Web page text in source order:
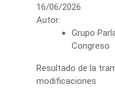
16/06/2026
Autor:
Grupo
Congreso
Resultado de la
modificaciones